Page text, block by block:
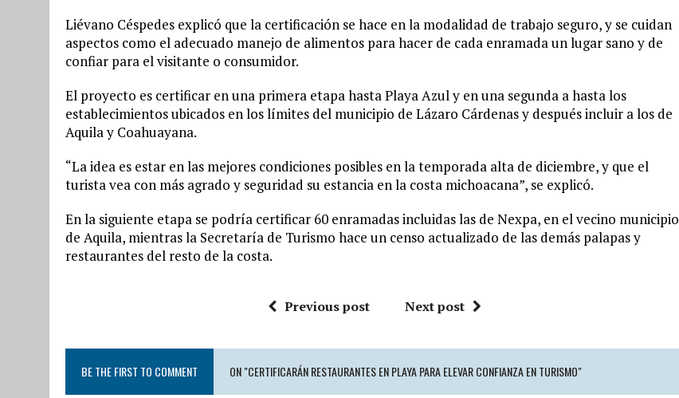
Liévano Céspedes explicó que la certificación se hace en la modalidad de trabajo seguro, y se cuidan
aspectos como el adecuado manejo de alimentos para hacer de cada enramada un lugar sano y de
confiar para el visitante o consumidor.
El proyecto es certificar en una primera etapa hasta Playa Azul y en una segunda a hasta los
establecimientos ubicados en los límites del municipio de Lázaro Cárdenas y después incluir a los de
Aquila y Coahuayana.
“La idea es estar en las mejores condiciones posibles en la temporada alta de diciembre, y que el
turista vea con más agrado y seguridad su estancia en la costa michoacana”, se explicó.
En la siguiente etapa se podría certificar 60 enramadas incluidas las de Nexpa, en el vecino municipio
de Aquila, mientras la Secretaría de Turismo hace un censo actualizado de las demás palapas y
restaurantes del resto de la costa.
Previous post Next post
BE THE FIRST TO COMMENT ON "CERTIFICARÁN RESTAURANTES EN PLAYA PARA ELEVAR CONFIANZA EN TURISMO"